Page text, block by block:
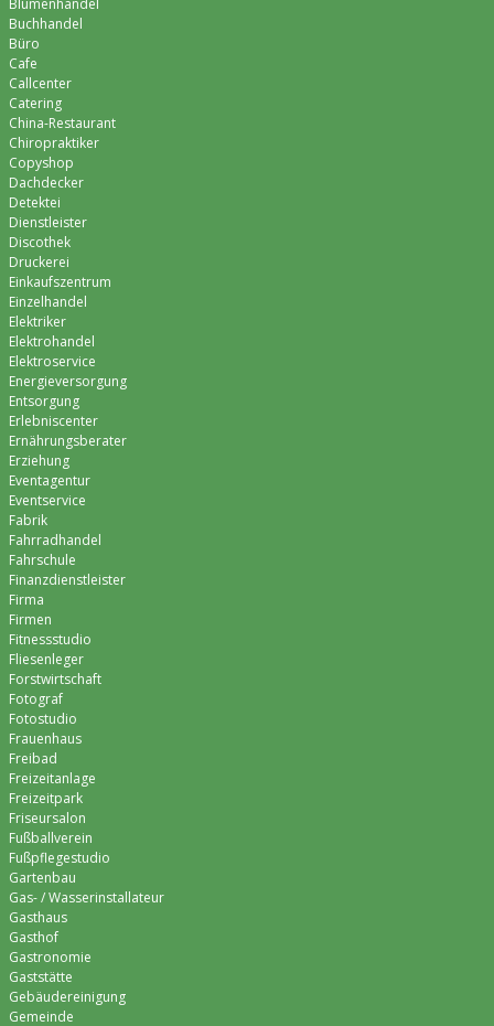
Buchhandel
Büro
Cafe
Callcenter
Catering
China-Restaurant
Chiropraktiker
Copyshop
Dachdecker
Detektei
Dienstleister
Discothek
Druckerei
Einkaufszentrum
Einzelhandel
Elektriker
Elektrohandel
Elektroservice
Energieversorgung
Entsorgung
Erlebniscenter
Ernährungsberater
Erziehung
Eventagentur
Eventservice
Fabrik
Fahrradhandel
Fahrschule
Finanzdienstleister
Firma
Firmen
Fitnessstudio
Fliesenleger
Forstwirtschaft
Fotograf
Fotostudio
Frauenhaus
Freibad
Freizeitanlage
Freizeitpark
Friseursalon
Fußballverein
Fußpflegestudio
Gartenbau
Gas- / Wasserinstallateur
Gasthaus
Gasthof
Gastronomie
Gaststätte
Gebäudereinigung
Gemeinde